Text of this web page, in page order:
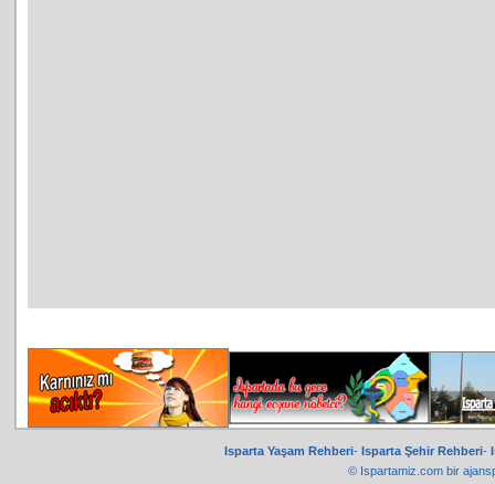
Isparta Yaşam Rehberi- Isparta Şehir Rehberi-
© Ispartamiz.com bir